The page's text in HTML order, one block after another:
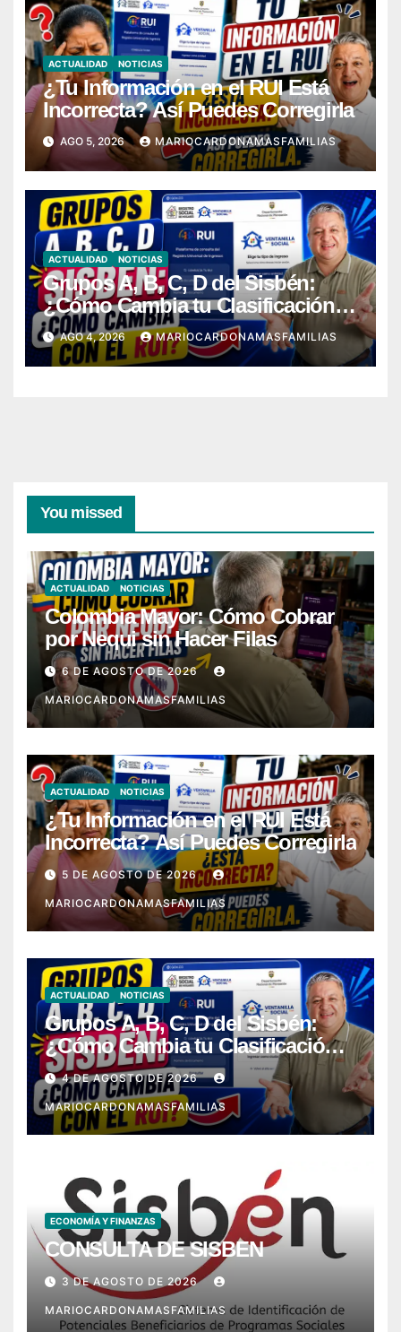
ACTUALIDAD NOTICIAS
¿Tu Información en el RUI Está
Incorrecta? Así Puedes Corregirla
AGO 5, 2026 MARIOCARDONAMASFAMILIAS
ACTUALIDAD NOTICIAS
Grupos A, B, C, D del Sisbén:
¿Cómo Cambia tu Clasificación
con el RUI?
AGO 4, 2026 MARIOCARDONAMASFAMILIAS
You missed
ACTUALIDAD NOTICIAS
Colombia Mayor: Cómo Cobrar
por Nequi sin Hacer Filas
6 DE AGOSTO DE 2026
MARIOCARDONAMASFAMILIAS
ACTUALIDAD NOTICIAS
¿Tu Información en el RUI Está
Incorrecta? Así Puedes Corregirla
5 DE AGOSTO DE 2026
MARIOCARDONAMASFAMILIAS
ACTUALIDAD NOTICIAS
Grupos A, B, C, D del Sisbén:
¿Cómo Cambia tu Clasificación
con el RUI?
4 DE AGOSTO DE 2026
MARIOCARDONAMASFAMILIAS
ECONOMÍA Y FINANZAS
CONSULTA DE SISBEN
3 DE AGOSTO DE 2026
MARIOCARDONAMASFAMILIAS